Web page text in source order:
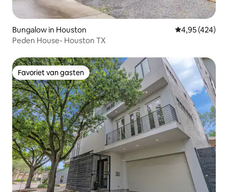
Bungalow in Houston Gemiddelde
4,95 (424)
Peden House- Houston TX
Favoriet van gasten
Favoriet van gasten